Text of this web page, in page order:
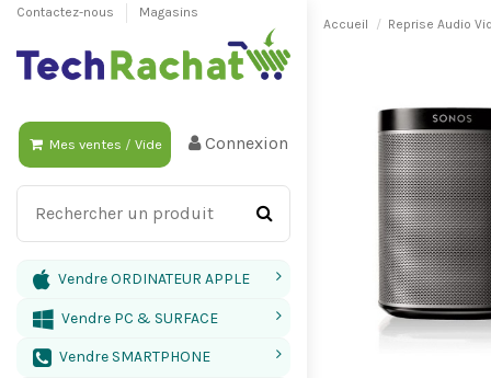
Contactez-nous Magasins
Mes ventes / Vide Connexion
Vendre ORDINATEUR APPLE
Vendre PC & SURFACE
Vendre SMARTPHONE
Accueil Reprise Audio